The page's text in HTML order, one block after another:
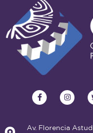
Av. Florencia